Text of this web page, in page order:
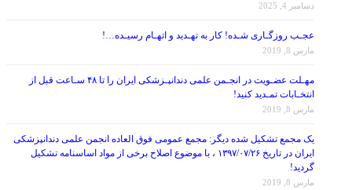
دسامبر 4, 2025
عجـب روزگـاری شـده! کار به تهـدید و اتهـام رسیـده…!
مارس 8, 2019
مهـلت عضـویت در انجـمن علمی دندانپـزشکی ایران را تا ۴۸ سـاعت قبل از
انتخـابات تمـدید کنید!
مارس 8, 2019
یک مجمع تشکیل شده دیگر: مجمع عمومی فوق العاده انجمن علمی دندانپزشکی
ایران در تاریخ ۱۳۹۷/۰۷/۲۶ ، با موضوع اصلاح برخی از مواد اساسنامه تشکیل
گردید!
مارس 8, 2019